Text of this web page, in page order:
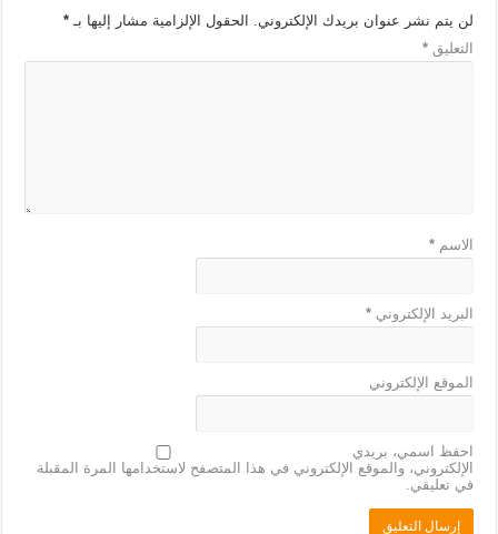
لن يتم نشر عنوان بريدك الإلكتروني. الحقول الإلزامية مشار إليها بـ*
التعليق*
الاسم*
البريد الإلكتروني*
الموقع الإلكتروني
احفظ اسمي، بريدي
الإلكتروني، والموقع الإلكتروني في هذا المتصفح لاستخدامها المرة المقبلة
في تعليقي.